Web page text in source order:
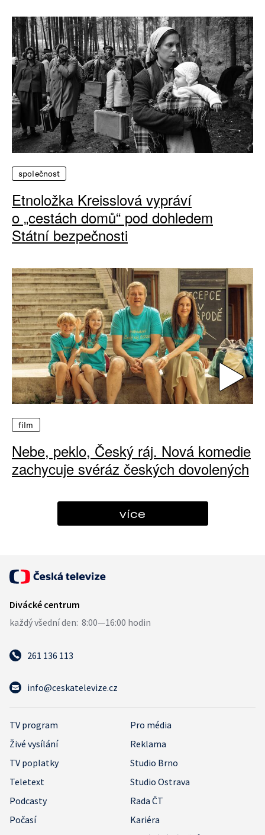
společnost
Etnoložka Kreisslová vypráví
o „cestách domů“ pod dohledem
Státní bezpečnosti
film
Nebe, peklo, Český ráj. Nová komedie
zachycuje svéráz českých dovolených
více
261 136 113
info@ceskatelevize.cz
TV program
Pro média
Živé vysílání
Reklama
TV poplatky
Studio Brno
Teletext
Studio Ostrava
Podcasty
Rada ČT
Počasí
Kariéra